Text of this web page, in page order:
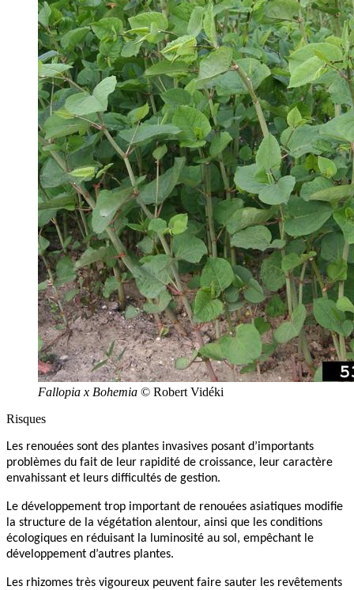
Fallopia x Bohemia © Robert Vidéki
Risques
Les renouées sont des plantes invasives posant d’importants
problèmes du fait de leur rapidité de croissance, leur caractère
envahissant et leurs difficultés de gestion.
Le développement trop important de renouées asiatiques modifie
la structure de la végétation alentour, ainsi que les conditions
écologiques en réduisant la luminosité au sol, empêchant le
développement d’autres plantes.
Les rhizomes très vigoureux peuvent faire sauter les revêtements